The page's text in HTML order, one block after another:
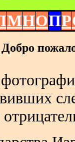
МНОПР
Добро